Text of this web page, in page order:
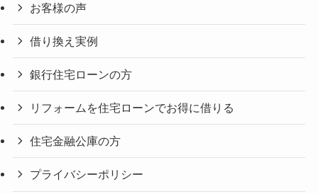
お客様の声
借り換え実例
銀行住宅ローンの方
リフォームを住宅ローンでお得に借りる
住宅金融公庫の方
プライバシーポリシー